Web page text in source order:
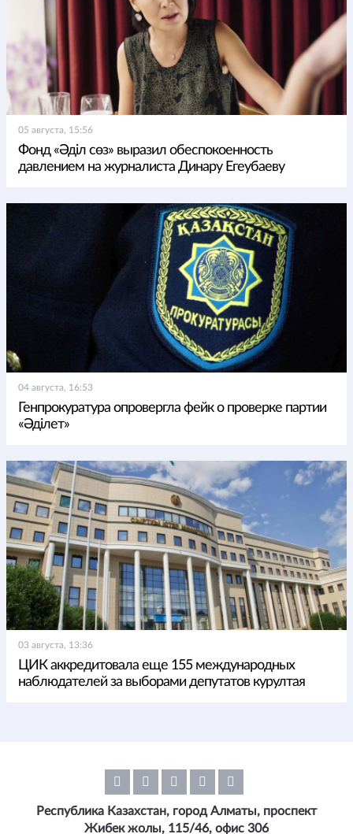
05 августа, 15:56
Фонд «Әділ сөз» выразил обеспокоенность
давлением на журналиста Динару Егеубаеву
04 августа, 16:53
Генпрокуратура опровергла фейк о проверке партии
«Әділет»
03 августа, 13:36
ЦИК аккредитовала еще 155 международных
наблюдателей за выборами депутатов курултая
Республика Казахстан, город Алматы, проспект
Жибек жолы, 115/46, офис 306